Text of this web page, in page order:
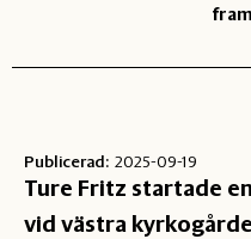
Publicerad: 2025-09-19
Ture Fritz startade
vid västra